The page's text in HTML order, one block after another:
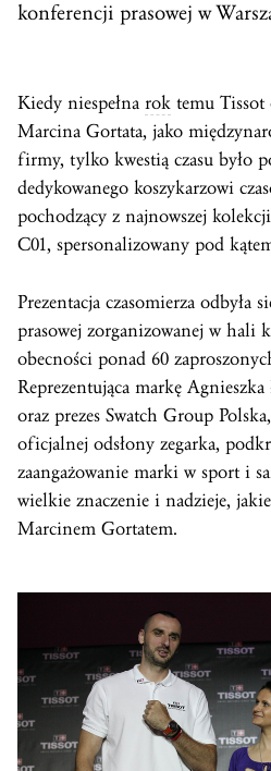
konferencji prasowej w
Kiedy niespełna rok temu Tissot
Marcina Gortata, jako
firmy, tylko kwestią czasu było
dedykowanego koszykarzowi
pochodzący z najnowszej
C01, spersonalizowany pod
Prezentacja czasomierza odbyła
prasowej zorganizowanej w hali
obecności ponad 60
Reprezentująca markę
oraz prezes Swatch Group
oficjalnej odsłony zegarka,
zaangażowanie marki w sport i
wielkie znaczenie i nadzieje,
Marcinem Gortatem.